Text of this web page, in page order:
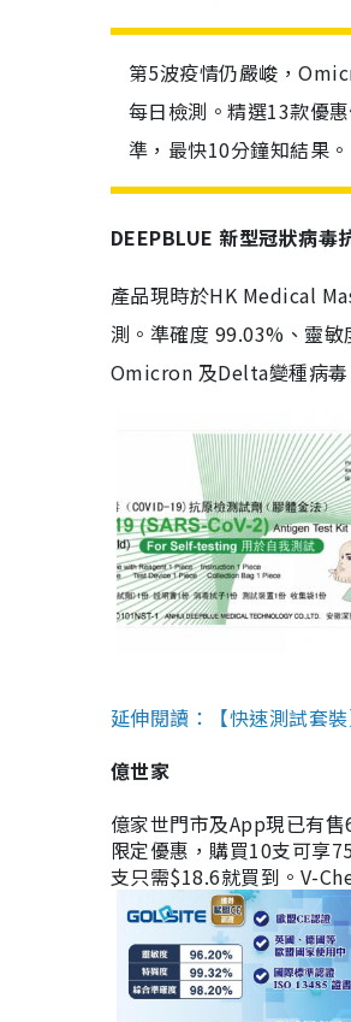
第5波疫情仍嚴峻，
每日檢測。精選13款優
準，最快10分鐘知結果。
DEEPBLUE 新型冠狀病毒
產品現時於HK Medical
測。準確度 99.03%、靈
Omicron 及Delta變種病毒
延伸閱讀：【快速測試套
億世家
億家世門市及App現已有
限定優惠，購買10支可享
支只需$18.6就買到。V-